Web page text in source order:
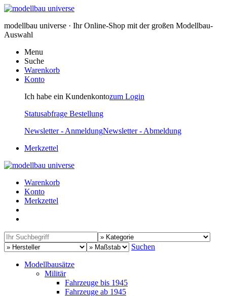
modellbau universe · Ihr Online-Shop mit der großen Modellbau-
Auswahl
Menu
Suche
Warenkorb
Konto
Ich habe ein Kundenkontozum Login
Statusabfrage Bestellung
Newsletter - AnmeldungNewsletter - Abmeldung
Merkzettel
Warenkorb
Konto
Merkzettel
Suchen
Modellbausätze
Militär
Fahrzeuge bis 1945
Fahrzeuge ab 1945